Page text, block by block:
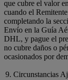
que cubre el valor
cuando el
completando la
Envío en la Guía
DHL, y pague el
no cubre daños o
ocasionados por
9. Circunstancias